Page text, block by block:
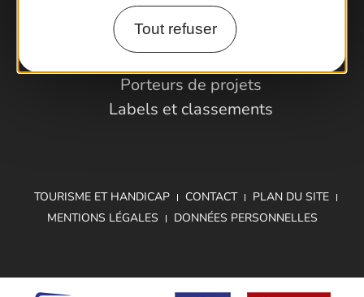
Tout refuser
Espace Pro
Observatoire
Porteurs de projets
Labels et classements
TOURISME ET HANDICAP CONTACT
PLAN DU SITE
MENTIONS LÉGALES
DONNÉES PERSONNELLES